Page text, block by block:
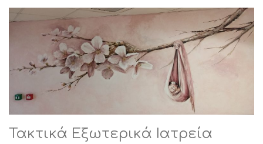
Τακτικά Εξωτερικά Ιατρεία